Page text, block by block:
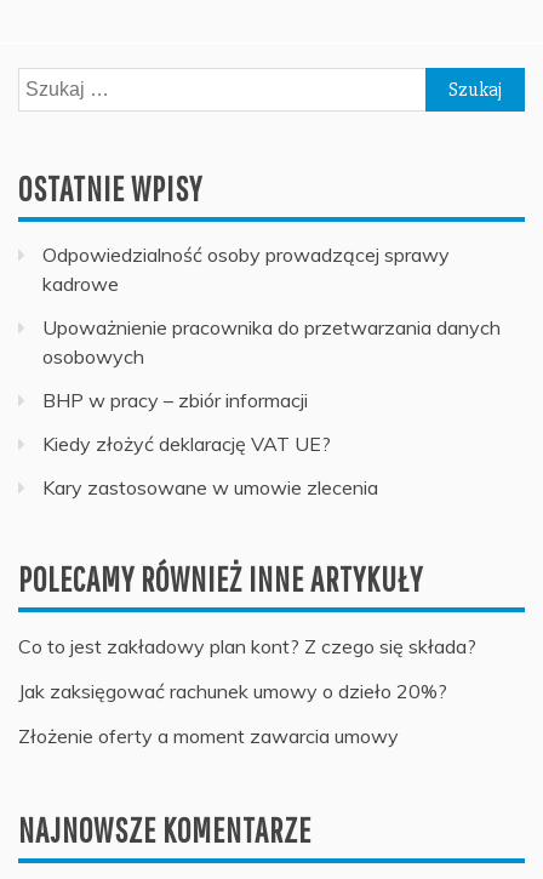
Szukaj:
OSTATNIE WPISY
Odpowiedzialność osoby prowadzącej sprawy
kadrowe
Upoważnienie pracownika do przetwarzania danych
osobowych
BHP w pracy – zbiór informacji
Kiedy złożyć deklarację VAT UE?
Kary zastosowane w umowie zlecenia
POLECAMY RÓWNIEŻ INNE ARTYKUŁY
Co to jest zakładowy plan kont? Z czego się składa?
Jak zaksięgować rachunek umowy o dzieło 20%?
Złożenie oferty a moment zawarcia umowy
NAJNOWSZE KOMENTARZE